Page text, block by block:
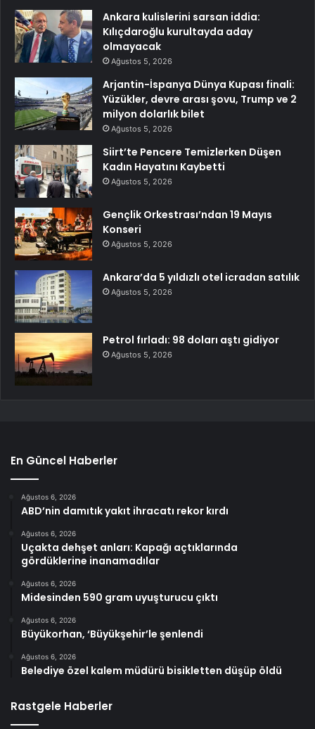
Ankara kulislerini sarsan iddia:
Kılıçdaroğlu kurultayda aday
olmayacak
Ağustos 5, 2026
Arjantin-İspanya Dünya Kupası finali:
Yüzükler, devre arası şovu, Trump ve 2
milyon dolarlık bilet
Ağustos 5, 2026
Siirt’te Pencere Temizlerken Düşen
Kadın Hayatını Kaybetti
Ağustos 5, 2026
Gençlik Orkestrası’ndan 19 Mayıs
Konseri
Ağustos 5, 2026
Ankara’da 5 yıldızlı otel icradan satılık
Ağustos 5, 2026
Petrol fırladı: 98 doları aştı gidiyor
Ağustos 5, 2026
En Güncel Haberler
Ağustos 6, 2026
ABD’nin damıtık yakıt ihracatı rekor kırdı
Ağustos 6, 2026
Uçakta dehşet anları: Kapağı açtıklarında
gördüklerine inanamadılar
Ağustos 6, 2026
Midesinden 590 gram uyuşturucu çıktı
Ağustos 6, 2026
Büyükorhan, ‘Büyükşehir’le şenlendi
Ağustos 6, 2026
Belediye özel kalem müdürü bisikletten düşüp öldü
Rastgele Haberler